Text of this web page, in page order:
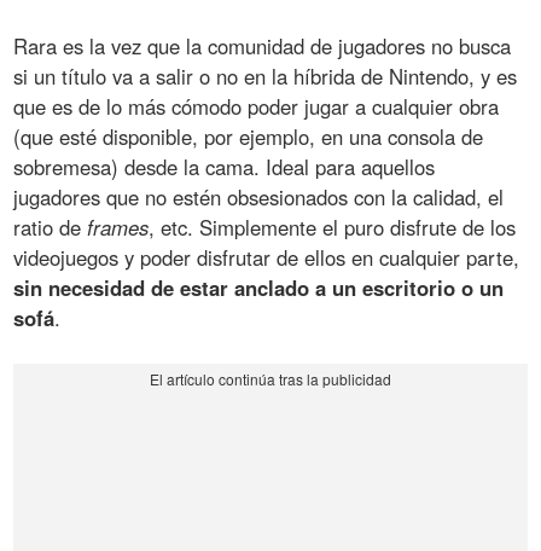
Rara es la vez que la comunidad de jugadores no busca
si un título va a salir o no en la híbrida de Nintendo, y es
que es de lo más cómodo poder jugar a cualquier obra
(que esté disponible, por ejemplo, en una consola de
sobremesa) desde la cama. Ideal para aquellos
jugadores que no estén obsesionados con la calidad, el
ratio deframes, etc. Simplemente el puro disfrute de los
videojuegos y poder disfrutar de ellos en cualquier parte,
sin necesidad de estar anclado a un escritorio o un
sofá.